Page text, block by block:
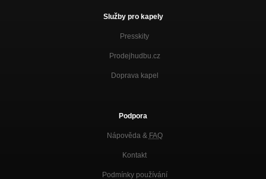
Služby pro kapely
Presskity
Prodejhudbu.cz
Doprava kapel
Podpora
Nápověda & FAQ
Kontakt
Podmínky používání